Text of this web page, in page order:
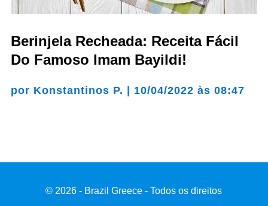
Berinjela Recheada: Receita Fácil
Do Famoso Imam Bayildi!
por Konstantinos P. 10/04/2022 às 08:47
© 2026 - Brazil Greece - Todos os direitos